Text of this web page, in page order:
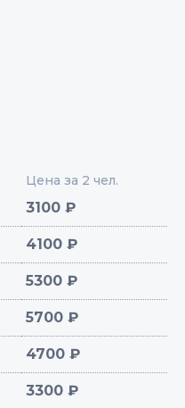
Цена за 2 чел.
3100 ₽
4100 ₽
5300 ₽
5700 ₽
4700 ₽
3300 ₽